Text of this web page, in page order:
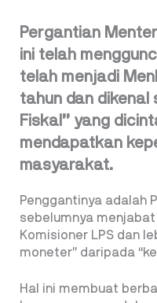
Pergantian
ini telah
telah menjadi
tahun dan dikenal
Fiskal’’ yang
mendapatkan
masyarakat.
Penggantinya adalah
sebelumnya
Komisioner LPS dan
moneter’’ daripada
Hal ini membuat